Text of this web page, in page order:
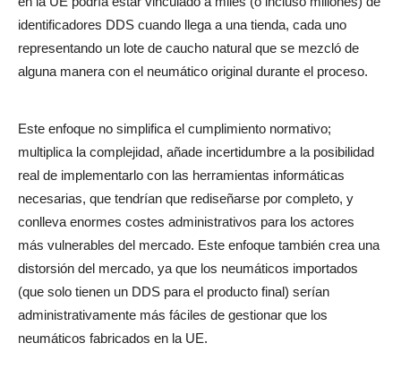
identificadores DDS cuando llega a una tienda, cada uno
representando un lote de caucho natural que se mezcló de
alguna manera con el neumático original durante el proceso.
Este enfoque no simplifica el cumplimiento normativo;
multiplica la complejidad, añade incertidumbre a la posibilidad
real de implementarlo con las herramientas informáticas
necesarias, que tendrían que rediseñarse por completo, y
conlleva enormes costes administrativos para los actores
más vulnerables del mercado. Este enfoque también crea una
distorsión del mercado, ya que los neumáticos importados
(que solo tienen un DDS para el producto final) serían
administrativamente más fáciles de gestionar que los
neumáticos fabricados en la UE.